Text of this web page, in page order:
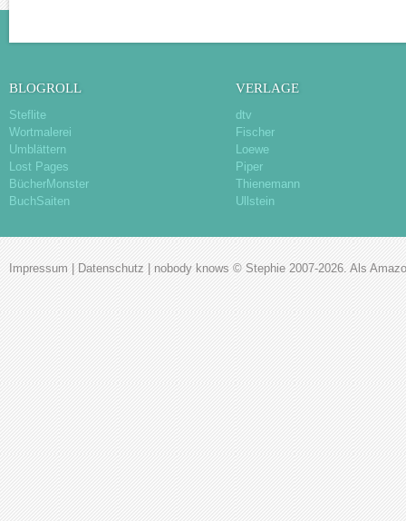
BLOGROLL
Steflite
Wortmalerei
Umblättern
Lost Pages
BücherMonster
BuchSaiten
VERLAGE
dtv
Fischer
Loewe
Piper
Thienemann
Ullstein
Impressum Datenschutz nobody knows © Stephie 2007-2026. Als